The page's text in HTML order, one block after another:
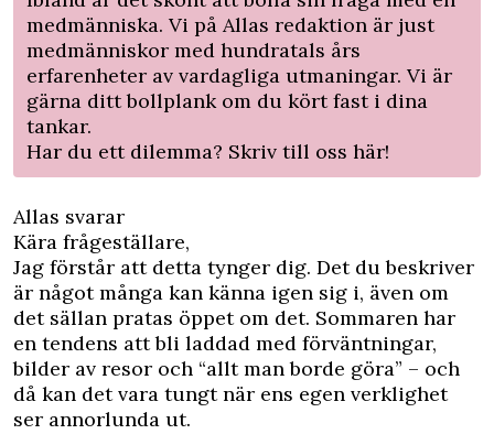
medmänniska. Vi på Allas redaktion är just
medmänniskor med hundratals års
erfarenheter av vardagliga utmaningar. Vi är
gärna ditt bollplank om du kört fast i dina
tankar.
Har du ett dilemma? Skriv till oss här!
Allas svarar
Kära frågeställare,
Jag förstår att detta tynger dig. Det du beskriver
är något många kan känna igen sig i, även om
det sällan pratas öppet om det. Sommaren har
en tendens att bli laddad med förväntningar,
bilder av resor och “allt man borde göra” – och
då kan det vara tungt när ens egen verklighet
ser annorlunda ut.